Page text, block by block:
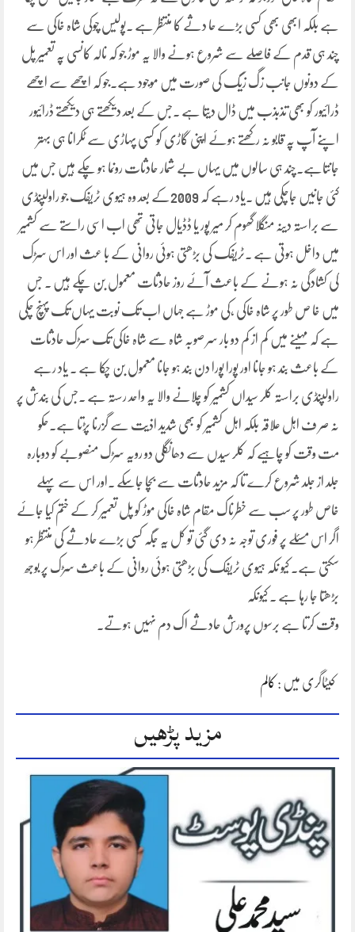
ہے بلکہ ابھی بھی کسی بڑے حا دثے کا منتظر ہے ۔پولیس چوکی شاہ خاکی سے
چند ہی قدم کے فاصلے سے شروع ہونے والا یہ موڑ جو کہ نالہ کانسی پہ تعمیر پل
کے دونوں جانب زگ زیگ کی صورت میں موجود ہے۔جو کہ اچھے سے اچھے
ڈرائیور کو بھی تذبذب میں ڈال دیتا ہے ۔جس کے بعد دیکھتے ہی دیکھتے ڈرائیور
اپنے آپ پہ قابو نہ رکھتے ہوئے اپنی گاڑی کو کسی پہاڑی سے ٹکرانا ہی بہتر
جانتاہے۔چند ہی سالوں میں یہاں بے شمار حادثات رونما ہو چکے ہیں جس میں
کئی جانیں جاچکی ہیں ۔یاد رہے کہ 2009کے بعد وہ ہیوی ٹریفک جو راولپنڈی
سے براستہ دینہ منگلا گھوم کر میر پور یا ڈڈیال جاتی تھی اب اسی راستے سے کشمیر
میں داخل ہوتی ہے ۔ٹریفک کی بڑھتی ہوئی روانی کے با عث اور اس سڑک
کی کشادگی نہ ہونے کے باعث آئے روز حادثات معمول بن چکے ہیں ۔ جس
میں خا ص طور پر شاہ خاکی ،کی موڑ ہے جہاں اب تک نوبت یہاں تک پہنچ چکی
ہے کہ مہینے میں کم از کم دو بار سر صوبہ شاہ سے شاہ خاکی تک سڑک حادثات
کے باعث بند ہو جانا اور پورا پورا دن بند ہو جانا معمول بن چکا ہے ۔ یاد رہے
راولپنڈی براستہ کلر سیداں کشمیر کو چلانے والا یہ واحد رستہ ہے ۔جس کی بندش پر
نہ صر ف اہل علاقہ بلکہ اہل کشمیر کو بھی شدید اذیت سے گزرنا پڑتا ہے۔حکو
مت وقت کو چاہیے کہ کلر سیدں سے دھانگلی دو رویہ سڑک منصوبے کو دوبارہ
جلد از جلد شروع کرے تا کہ مزید حادثات سے بچا جاسکے ۔اور اس سے پہلے
خاص طور پر سب سے خطرناک مقام شاہ خاکی موڑ کو پل تعمیر کر کے ختم کیا جائے
اگر اس مسئلے پر فوری توجہ نہ دی گئی تو کل یہ جگہ کسی بڑے حادثے کی منتظر ہو
سکتی ہے۔ کیو نکہ ہیوی ٹریفک کی بڑھتی ہوئی روانی کے باعث سڑک پر بوجھ
بڑھتا جا رہا ہے ۔ کیونکہ
وقت کرتا ہے برسوں پرورش حادثے اک دم نہیں ہوتے۔
کیٹاگری میں : کالم
مزید پڑھیں